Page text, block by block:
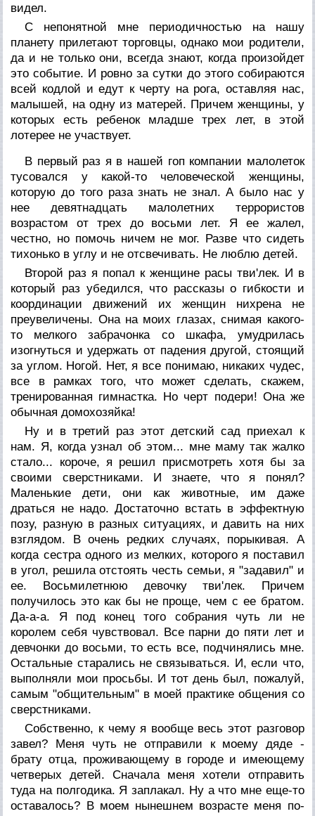
видел.
С непонятной мне периодичностью на нашу
планету прилетают торговцы, однако мои родители,
да и не только они, всегда знают, когда произойдет
это событие. И ровно за сутки до этого собираются
всей кодлой и едут к черту на рога, оставляя нас,
малышей, на одну из матерей. Причем женщины, у
которых есть ребенок младше трех лет, в этой
лотерее не участвует.
В первый раз я в нашей гоп компании малолеток
тусовался у какой-то человеческой женщины,
которую до того раза знать не знал. А было нас у
нее девятнадцать малолетних террористов
возрастом от трех до восьми лет. Я ее жалел,
честно, но помочь ничем не мог. Разве что сидеть
тихонько в углу и не отсвечивать. Не люблю детей.
Второй раз я попал к женщине расы тви'лек. И в
который раз убедился, что рассказы о гибкости и
координации движений их женщин нихрена не
преувеличены. Она на моих глазах, снимая какого-
то мелкого забрачонка со шкафа, умудрилась
изогнуться и удержать от падения другой, стоящий
за углом. Ногой. Нет, я все понимаю, никаких чудес,
все в рамках того, что может сделать, скажем,
тренированная гимнастка. Но черт подери! Она же
обычная домохозяйка!
Ну и в третий раз этот детский сад приехал к
нам. Я, когда узнал об этом... мне маму так жалко
стало... короче, я решил присмотреть хотя бы за
своими сверстниками. И знаете, что я понял?
Маленькие дети, они как животные, им даже
драться не надо. Достаточно встать в эффектную
позу, разную в разных ситуациях, и давить на них
взглядом. В очень редких случаях, порыкивая. А
когда сестра одного из мелких, которого я поставил
в угол, решила отстоять честь семьи, я "задавил" и
ее. Восьмилетнюю девочку тви'лек. Причем
получилось это как бы не проще, чем с ее братом.
Да-а-а. Я под конец того собрания чуть ли не
королем себя чувствовал. Все парни до пяти лет и
девчонки до восьми, то есть все, подчинялись мне.
Остальные старались не связываться. И, если что,
выполняли мои просьбы. И тот день был, пожалуй,
самым "общительным" в моей практике общения со
сверстниками.
Собственно, к чему я вообще весь этот разговор
завел? Меня чуть не отправили к моему дяде -
брату отца, проживающему в городе и имеющему
четверых детей. Сначала меня хотели отправить
туда на полгодика. Я заплакал. Ну а что мне еще-то
оставалось? В моем нынешнем возрасте меня по-